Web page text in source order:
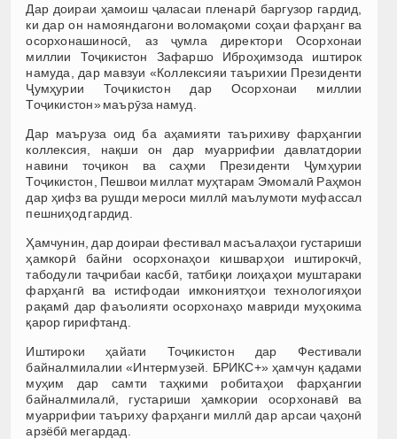
Дар доираи ҳамоиш ҷаласаи пленарӣ баргузор гардид,
ки дар он намояндагони воломақоми соҳаи фарҳанг ва
осорхонашиносӣ, аз ҷумла директори Осорхонаи
миллии Тоҷикистон Зафаршо Иброҳимзода иштирок
намуда, дар мавзуи «Коллексияи таърихии Президенти
Ҷумҳурии Тоҷикистон дар Осорхонаи миллии
Тоҷикистон» маърӯза намуд.
Дар маъруза оид ба аҳамияти таърихиву фарҳангии
коллексия, нақши он дар муаррифии давлатдории
навини тоҷикон ва саҳми Президенти Ҷумҳурии
Тоҷикистон, Пешвои миллат муҳтарам Эмомалӣ Раҳмон
дар ҳифз ва рушди мероси миллӣ маълумоти муфассал
пешниҳод гардид.
Ҳамчунин, дар доираи фестивал масъалаҳои густариши
ҳамкорӣ байни осорхонаҳои кишварҳои иштирокчӣ,
табодули таҷрибаи касбӣ, татбиқи лоиҳаҳои муштараки
фарҳангӣ ва истифодаи имкониятҳои технологияҳои
рақамӣ дар фаъолияти осорхонаҳо мавриди муҳокима
қарор гирифтанд.
Иштироки ҳайати Тоҷикистон дар Фестивали
байналмилалии «Интермузей. БРИКС+» ҳамчун қадами
муҳим дар самти таҳкими робитаҳои фарҳангии
байналмилалӣ, густариши ҳамкории осорхонавӣ ва
муаррифии таъриху фарҳанги миллӣ дар арсаи ҷаҳонӣ
арзёбӣ мегардад.